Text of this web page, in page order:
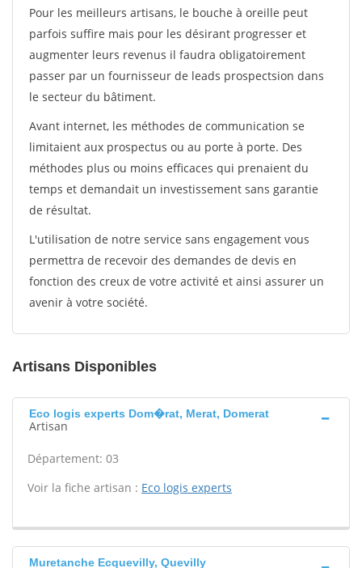
Pour les meilleurs artisans, le bouche à oreille peut
parfois suffire mais pour les désirant progresser et
augmenter leurs revenus il faudra obligatoirement
passer par un fournisseur de leads prospectsion dans
le secteur du bâtiment.
Avant internet, les méthodes de communication se
limitaient aux prospectus ou au porte à porte. Des
méthodes plus ou moins efficaces qui prenaient du
temps et demandait un investissement sans garantie
de résultat.
L'utilisation de notre service sans engagement vous
permettra de recevoir des demandes de devis en
fonction des creux de votre activité et ainsi assurer un
avenir à votre société.
Artisans Disponibles
Eco logis experts Dom�rat, Merat, Domerat
Artisan
Département: 03
Voir la fiche artisan : Eco logis experts
Muretanche Ecquevilly, Quevilly